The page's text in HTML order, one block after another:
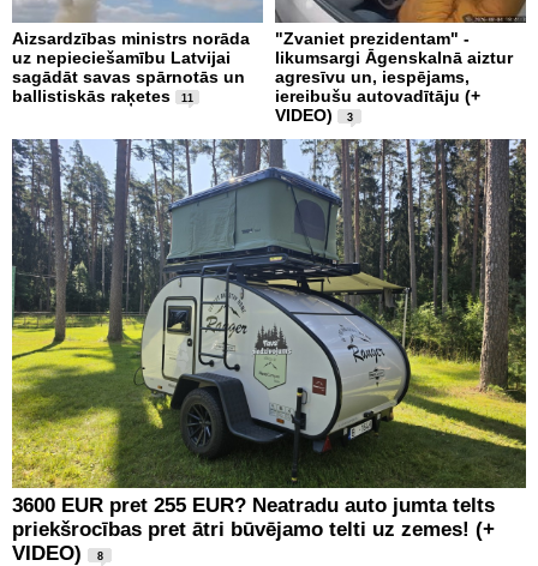
Aizsardzības ministrs norāda
uz nepieciešamību Latvijai
sagādāt savas spārnotās un
ballistiskās raķetes
11
"Zvaniet prezidentam" -
likumsargi Āgenskalnā aiztur
agresīvu un, iespējams,
iereibušu autovadītāju (+
VIDEO)
3
3600 EUR pret 255 EUR? Neatradu auto jumta telts
priekšrocības pret ātri būvējamo telti uz zemes! (+
VIDEO)
8